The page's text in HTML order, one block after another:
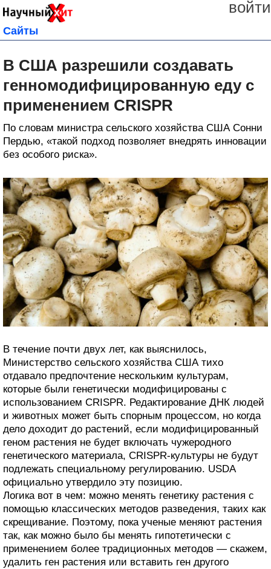
войти
Сайты
В США разрешили создавать
генномодифицированную еду с
применением CRISPR
По словам министра сельского хозяйства США Сонни
Пердью, «такой подход позволяет внедрять инновации
без особого риска».
В течение почти двух лет, как выяснилось,
Министерство сельского хозяйства США тихо
отдавало предпочтение нескольким культурам,
которые были генетически модифицированы с
использованием CRISPR. Редактирование ДНК людей
и животных может быть спорным процессом, но когда
дело доходит до растений, если модифицированный
геном растения не будет включать чужеродного
генетического материала, CRISPR-культуры не будут
подлежать специальному регулированию. USDA
официально утвердило эту позицию.
Логика вот в чем: можно менять генетику растения с
помощью классических методов разведения, таких как
скрещивание. Поэтому, пока ученые меняют растения
так, как можно было бы менять гипотетически с
применением более традиционных методов — скажем,
удалить ген растения или вставить ген другого